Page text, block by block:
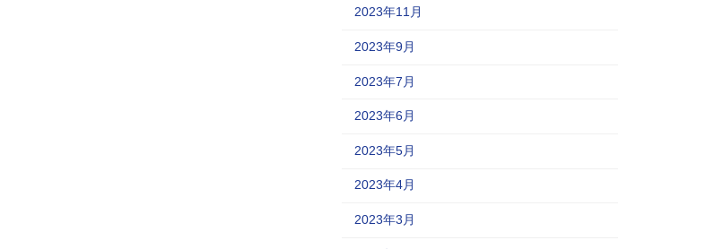
2023年11月
2023年9月
2023年7月
2023年6月
2023年5月
2023年4月
2023年3月